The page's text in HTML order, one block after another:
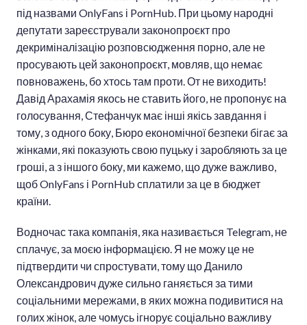
під назвами OnlyFans і PornHub. При цьому народні
депутати зареєстрували законопроєкт про
декриміналізацію розповсюдження порно, але не
просувають цей законопроєкт, мовляв, що немає
повноважень, бо хтось там проти. От не виходить!
Давід Арахамія якось не ставить його, не пропонує на
голосування, Стефанчук має інші якісь завдання і
тому, з одного боку, Бюро економічної безпеки бігає за
жінками, які показують свою пуцьку і заробляють за це
гроші, а з іншого боку, ми кажемо, що дуже важливо,
щоб OnlyFans і PornHub сплатили за це в бюджет
країни.
Водночас така компанія, яка називається Telegram, не
сплачує, за моєю інформацією. Я не можу це не
підтвердити чи спростувати, тому що Данило
Олександрович дуже сильно ганяється за тими
соціальними мережами, в яких можна подивитися на
голих жінок, але чомусь ігнорує соціально важливу